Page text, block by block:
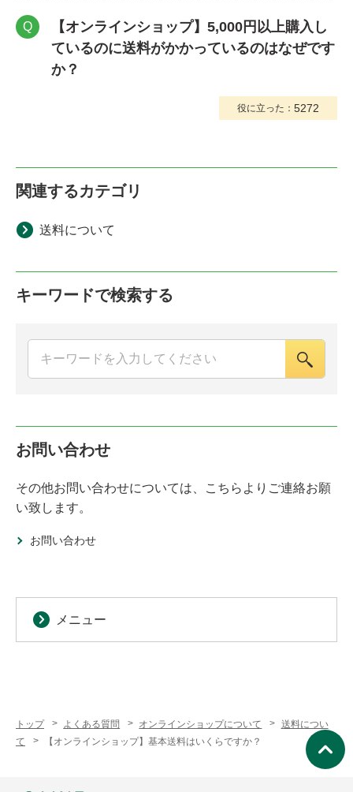
Q
【オンラインショップ】5,000円以上購入し
ているのに送料がかかっているのはなぜです
か？
役に立った： 5272
関連するカテゴリ
送料について
キーワードで検索する
お問い合わせ
その他お問い合わせについては、こちらよりご連絡お願
い致します。
お問い合わせ
メニュー
トップ よくある質問 オンラインショップについて
送料につい
て
【オンラインショップ】基本送料はいくらですか？